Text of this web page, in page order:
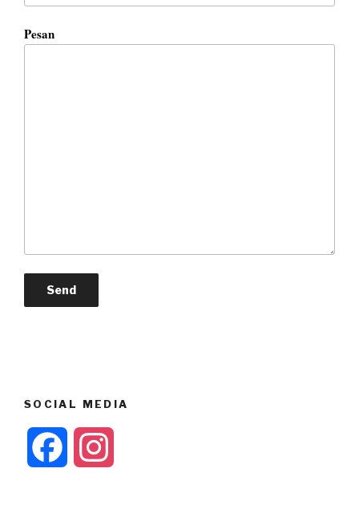
Pesan
SOCIAL MEDIA